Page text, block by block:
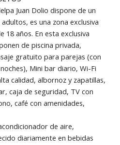
Juan Dolio dispone de un
es una zona exclusiva
18 años. En esta exclusiva
de piscina privada,
gratuito para parejas (con
Mini bar diario, Wi-Fi
calidad, albornoz y zapatillas,
caja de seguridad, TV con
café con amenidades,
de aire,
diariamente en bebidas